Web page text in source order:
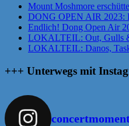
Mount Moshmore
DONG OPEN AIR 2023:
Endlich! Dong Open Air
LOKALTEIL: Out, Gulls
LOKALTEIL: Danos,
+++ Unterwegs mit